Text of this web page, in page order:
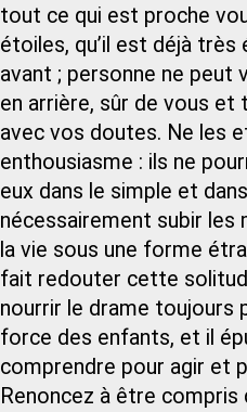
tout ce qui est proche
étoiles, qu’il est déjà
avant ; personne ne peut
en arrière, sûr de vous et
avec vos doutes. Ne les
enthousiasme : ils ne
eux dans le simple et
nécessairement subir les
la vie sous une forme
fait redouter cette
nourrir le drame toujours
force des enfants, et il
comprendre pour agir et
Renoncez à être compris